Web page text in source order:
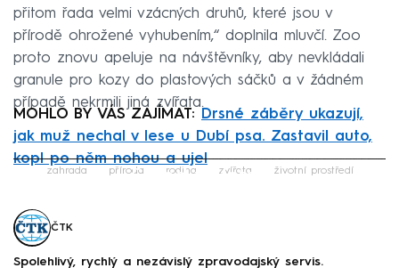
přitom řada velmi vzácných druhů, které jsou v
přírodě ohrožené vyhubením,“ doplnila mluvčí. Zoo
proto znovu apeluje na návštěvníky, aby nevkládali
granule pro kozy do plastových sáčků a v žádném
případě nekrmili jiná zvířata.
MOHLO BY VÁS ZAJÍMAT:
Drsné záběry ukazují,
jak muž nechal v lese u Dubí psa. Zastavil auto,
kopl po něm nohou a ujel
Failed to fetch
zahrada příroda rodina zvířata životní prostředí
ČTK
Spolehlivý, rychlý a nezávislý zpravodajský servis.